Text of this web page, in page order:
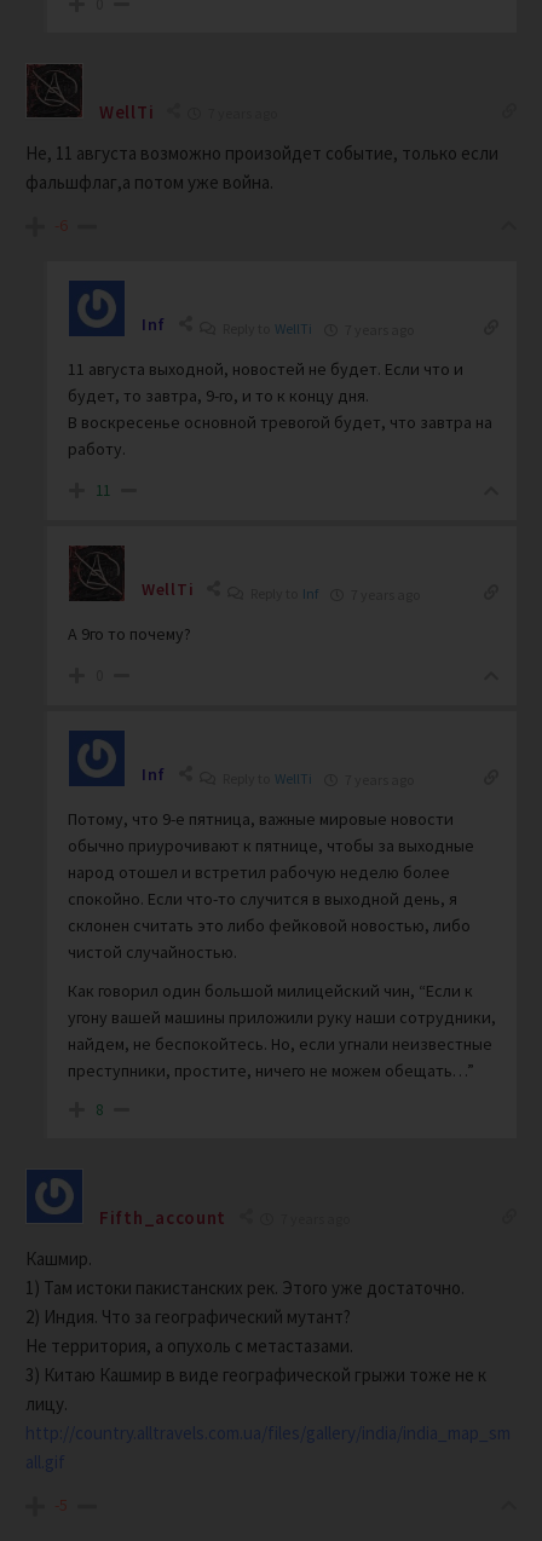
WellTi
Не, 11 августа возможно произойдет событие, только если
фальшфлаг,а потом уже война.
-6
Inf WellTi
11 августа выходной, новостей не будет. Если что и
будет, то завтра, 9-го, и то к концу дня.
В воскресенье основной тревогой будет, что завтра на
работу.
11
WellTi Inf
А 9го то почему?
Inf WellTi
Потому, что 9-е пятница, важные мировые новости
обычно приурочивают к пятнице, чтобы за выходные
народ отошел и встретил рабочую неделю более
спокойно. Если что-то случится в выходной день, я
склонен считать это либо фейковой новостью, либо
чистой случайностью.
Как говорил один большой милицейский чин, “Если к
угону вашей машины приложили руку наши сотрудники,
найдем, не беспокойтесь. Но, если угнали неизвестные
преступники, простите, ничего не можем обещать…”
8
Fifth_account
Кашмир.
1) Там истоки пакистанских рек. Этого уже достаточно.
2) Индия. Что за географический мутант?
Не территория, а опухоль с метастазами.
3) Китаю Кашмир в виде географической грыжи тоже не к
лицу.
http://country.alltravels.com.ua/files/gallery/india/india_map_sm
all.gif
-5